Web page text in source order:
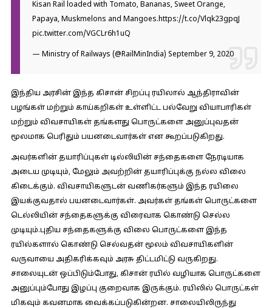
Kisan Rail loaded with Tomato, Bananas, Sweet Orange,
Papaya, Muskmelons and Mangoes.https://t.co/Vlqk23gpqJ
pic.twitter.com/VGCLr6h1uQ
— Ministry of Railways (@RailMinIndia) September 9, 2020
இந்திய அரசின் இந்த கிசான் சிறப்பு ரயிலால் ஆந்திராவின்
பழங்கள் மற்றும் காய்கறிகள் உள்ளிட்ட பல்வேறு வியாபாரிகள்
மற்றும் விவசாயிகள் தங்களது பொருட்களை அனுப்புவதன்
மூலமாக பெரிதும் பயனடைவார்கள் என கூறப்படுகிறது.
அவர்களின் தயாரிப்புகள் டில்லியின் சந்தைகளை நேரடியாக
அடைய முடியும், மேலும் அவற்றின் தயாரிப்புக்கு நல்ல விலை
கிடைக்கும். விவசாயிகளுடன் வணிகர்களும் இந்த ரயிலை
இயக்குவதால் பயனடைவார்கள். அவர்கள் தங்கள் பொருட்களை
டெல்லியின் சந்தைகளுக்கு விரைவாக கொண்டு செல்ல
முடியும்.புதிய சந்தைகளுக்கு விலை பொருட்களை இந்த
ரயில்களால் கொண்டு செல்வதன் மூலம் விவசாயிகளின்
வருவாயை அதிகரிக்கவும் அரசு திட்டமிட்டு வருகிறது.
சாலையுடன் ஒப்பிடும்போது, கிசான் ரயில் வழியாக பொருட்களை
அனுப்பும்போது இழப்பு குறைவாக இருக்கும். ரயிலில் பொருட்கள்
மிகவும் கவனமாக வைக்கப்படுகின்றன. சாலையிலிருந்து